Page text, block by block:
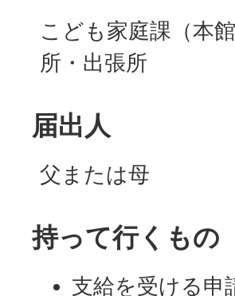
こども家庭課（本
所・出張所
届出人
父または母
持って行くもの
支給を受ける申